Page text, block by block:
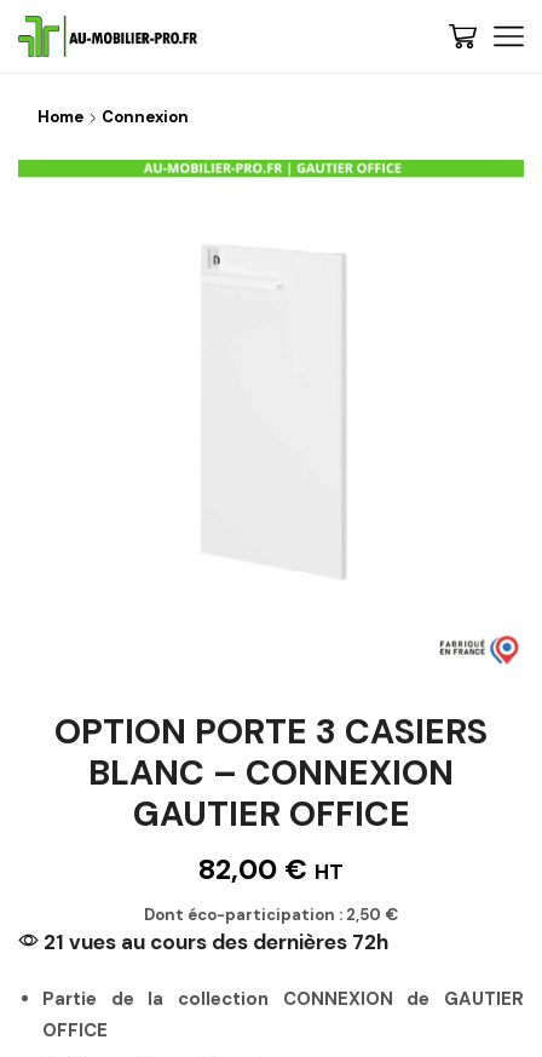
Home Connexion
OPTION PORTE 3 CASIERS
BLANC – CONNEXION
GAUTIER OFFICE
82,00 € HT
Dont éco-participation : 2,50 €
21 vues au cours des dernières 72h
Partie de la collection CONNEXION de GAUTIER
OFFICE